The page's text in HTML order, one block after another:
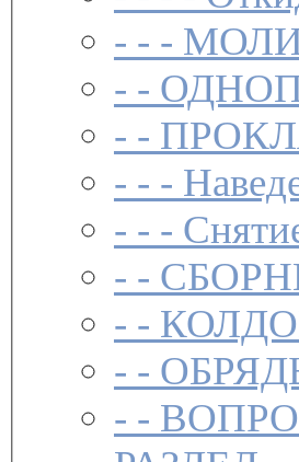
- - -
- -
- -
- - -
- - -
- -
- -
- -
- -